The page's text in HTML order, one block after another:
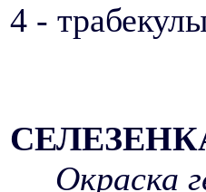
4 -
Окраска